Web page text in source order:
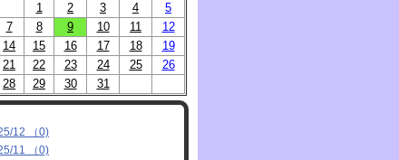
1
2 3 4
5
7 8 9 10 11
12
14 15 16 17 18
19
21 22 23 24 25
26
28 29 30 31
12 （0)
11 （0)